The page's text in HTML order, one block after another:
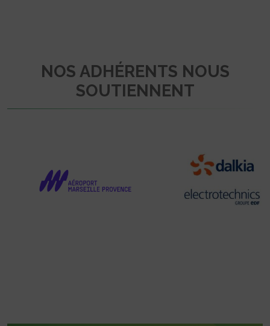
NOS ADHÉRENTS NOUS
SOUTIENNENT